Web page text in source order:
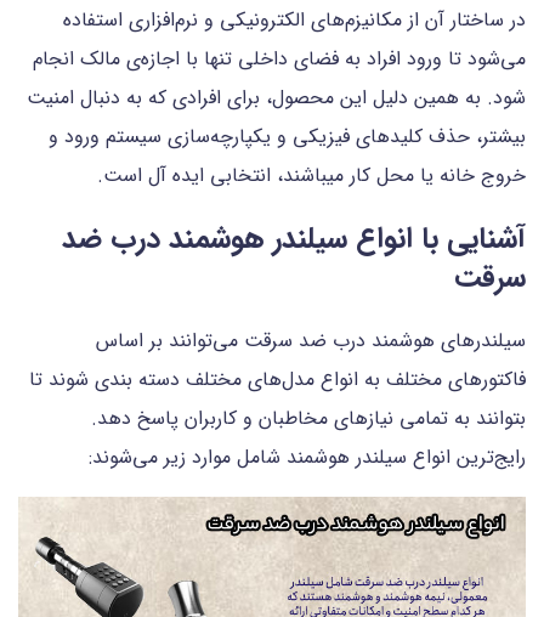
در ساختار آن از مکانیزم‌های الکترونیکی و نرم‌افزاری استفاده
می‌شود تا ورود افراد به فضای داخلی تنها با اجازه‌ی مالک انجام
شود. به همین دلیل این محصول، برای افرادی که به دنبال امنیت
بیشتر، حذف کلیدهای فیزیکی و یکپارچه‌سازی سیستم ورود و
خروج خانه یا محل کار می‎باشند، انتخابی ایده آل است.
آشنایی با انواع سیلندر هوشمند درب ضد
سرقت
سیلندرهای هوشمند درب ضد سرقت می‌توانند بر اساس
فاکتورهای مختلف به انواع مدل‌های مختلف دسته بندی شوند تا
بتوانند به تمامی نیازهای مخاطبان و کاربران پاسخ دهد.
رایج‌ترین انواع سیلندر هوشمند شامل موارد زیر می‌شوند: